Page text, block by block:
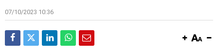
07/10/2023 10:36